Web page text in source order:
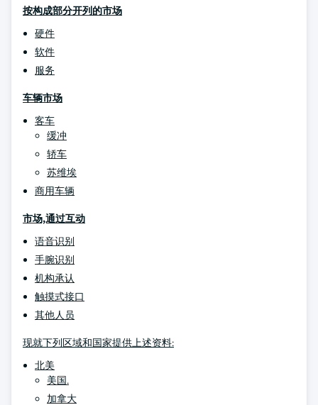
按构成部分开列的市场
硬件
软件
服务
车辆市场
客车
缓冲
轿车
苏维埃
商用车辆
市场,通过互动
语音识别
手腕识别
机构承认
触摸式接口
其他人员
现就下列区域和国家提供上述资料:
北美
美国.
加拿大